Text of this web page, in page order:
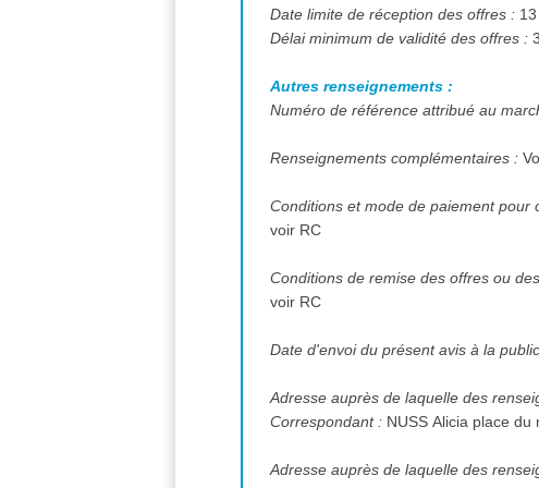
Date limite de réception des offres :
Délai minimum de validité des offres :
Autres renseignements :
Numéro de référence attribué au
Renseignements complémentaires :
Conditions et mode de paiement pour
voir RC
Conditions de remise des offres ou
voir RC
Date d'envoi du présent avis à la
Adresse auprès de laquelle des
Correspondant :
Adresse auprès de laquelle des